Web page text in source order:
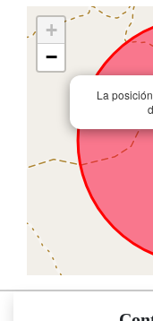
La
+
−